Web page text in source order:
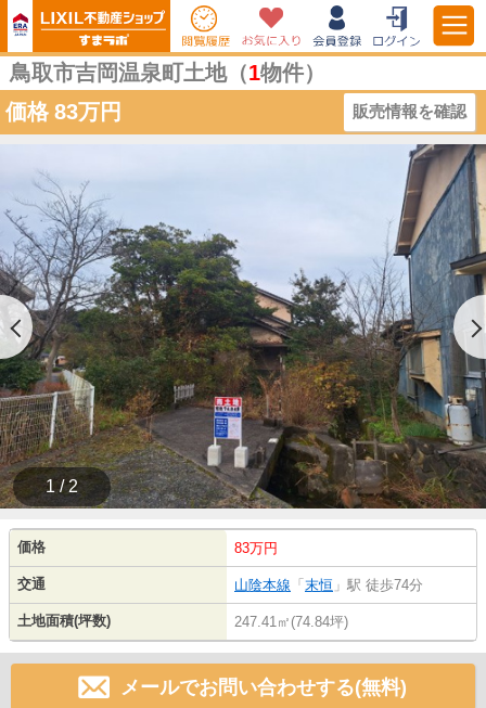
鳥取市吉岡温泉町土地（1物件）
価格 83万円 販売情報を確認
1 / 2
価格 83万円
交通 山陰本線 「 末恒 」駅 徒歩74分
土地面積(坪数) 247.41㎡(74.84坪)
メールでお問い合わせする(無料)